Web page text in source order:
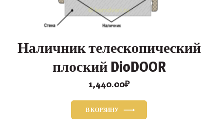
Наличник телескопический
плоский DioDOOR
1,440.00₽
В КОРЗИНУ